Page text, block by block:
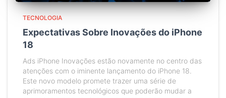
TECNOLOGIA
Expectativas Sobre Inovações do iPhone
18
Ads iPhone Inovações estão novamente no centro das
atenções com o iminente lançamento do iPhone 18.
Este novo modelo promete trazer uma série de
aprimoramentos tecnológicos que poderão mudar a